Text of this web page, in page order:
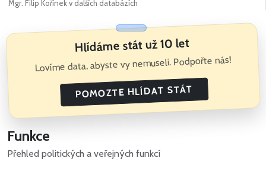
Mgr. Filip Kořínek v dalších databázích
Hlídáme stát už 10 let
Lovíme data, abyste vy nemuseli. Podpořte nás!
POMOZTE HLÍDAT STÁT
Funkce
Přehled politických a veřejných funkcí